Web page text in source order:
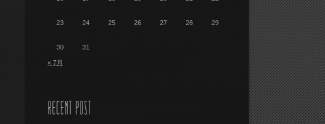
23 24 25 26 27 28 29
30 31
« 7月
RECENT POST